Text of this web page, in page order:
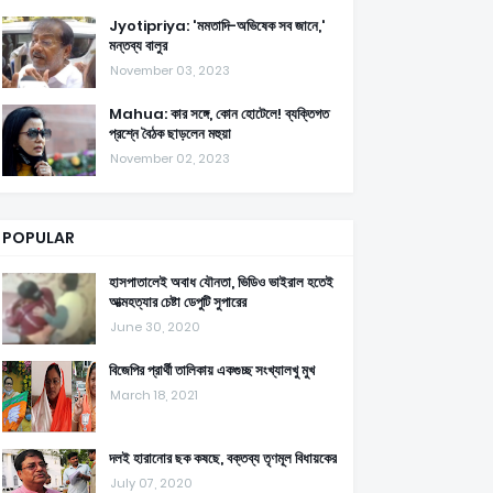
Jyotipriya: 'মমতাদি-অভিষেক সব জানে,'
মন্তব্য বালুর
November 03, 2023
Mahua: কার সঙ্গে, কোন হোটেলে! ব্যক্তিগত
প্রশ্নে বৈঠক ছাড়লেন মহুয়া
November 02, 2023
POPULAR
হাসপাতালেই অবাধ যৌনতা, ভিডিও ভাইরাল হতেই
আত্মহত্যার চেষ্টা ডেপুটি সুপারের
June 30, 2020
বিজেপির প্রার্থী তালিকায় একগুচ্ছ সংখ্যালখু মুখ
March 18, 2021
দলই হারানোর ছক কষছে, বক্তব্য তৃণমূল বিধায়কের
July 07, 2020